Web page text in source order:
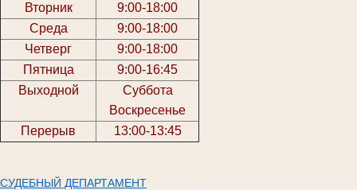
Вторник
9:00-18:00
Среда
9:00-18:00
Четверг
9:00-18:00
Пятница
9:00-16:45
Выходной
Суббота
Воскресенье
Перерыв
13:00-13:45
СУДЕБНЫЙ ДЕПАРТАМЕНТ